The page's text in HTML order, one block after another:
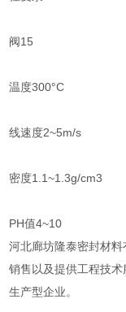
阀15
温度300°C
线速度2~5m/s
密度1.1~1.3g/cm3
PH值4~10
河北廊坊隆泰密封材料
销售以及提供工程技术
生产型企业。